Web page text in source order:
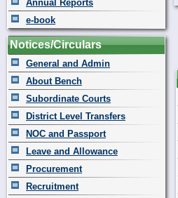
Annual Reports
e-book
Notices/Circulars
General and Admin
About Bench
Subordinate Courts
District Level Transfers
NOC and Passport
Leave and Allowance
Procurement
Recruitment